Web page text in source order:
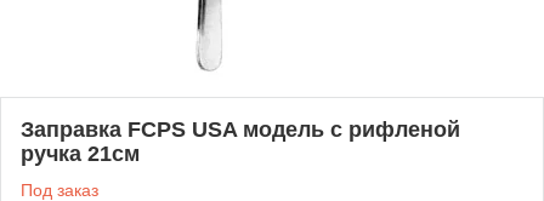
Заправка FCPS USA модель с рифленой
ручка 21см
Под заказ